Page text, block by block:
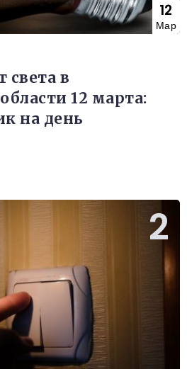
12
Мар
света в
12 марта:
на день